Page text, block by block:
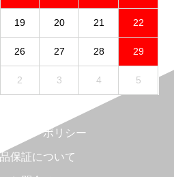
19 20 21 22
26 27 28 29
2 3 4 5
イバシーポリシー
保証について